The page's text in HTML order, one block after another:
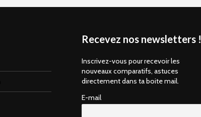
Recevez nos newsletters !
Inscrivez-vous pour recevoir les
nouveaux comparatifs, astuces
directement dans ta boite mail.
E-mail